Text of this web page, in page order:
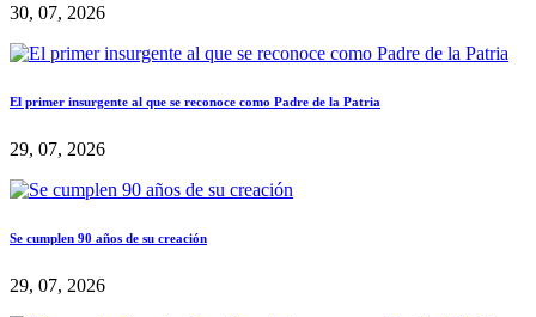
30, 07, 2026
El primer insurgente al que se reconoce como Padre de la Patria
29, 07, 2026
Se cumplen 90 años de su creación
29, 07, 2026